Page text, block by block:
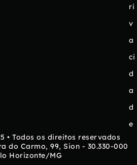
ri
v
a
ci
d
a
d
e
• Todos os direitos reservados
do Carmo, 99, Sion - 30.330-000
Horizonte/MG